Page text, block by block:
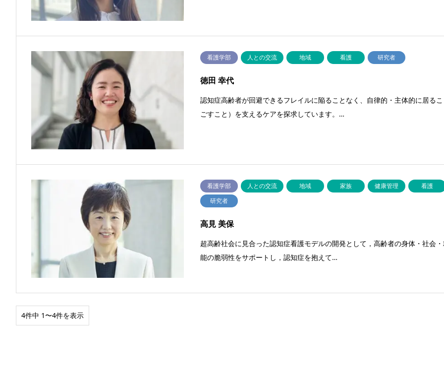
看護学部 人との交流 地域 看護 研究者
徳田 幸代
認知症高齢者が回避できるフレイルに陥ることなく、自律的・主体的に居る
ごすこと）を支えるケアを探求しています。…
看護学部 人との交流 地域 家族 健康管理
看護
研究者
高見 美保
超高齢社会に見合った認知症看護モデルの開発として，高齢者の身体・社会
能の脆弱性をサポートし，認知症を抱えて…
4件中 1〜4件を表示